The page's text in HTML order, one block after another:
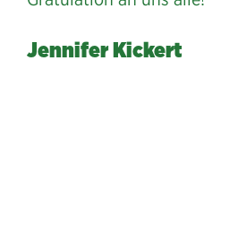
Jennifer Kickert